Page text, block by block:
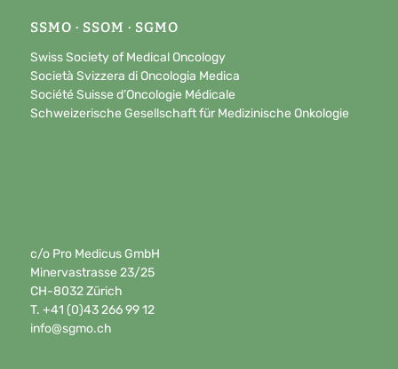
SSMO · SSOM · SGMO
Swiss Society of Medical Oncology
Società Svizzera di Oncologia Medica
Société Suisse d’Oncologie Médicale
Schweizerische Gesellschaft für Medizinische Onkologie
c/o Pro Medicus GmbH
Minervastrasse 23/25
CH-8032 Zürich
T. +41 (0)43 266 99 12
info@sgmo.ch